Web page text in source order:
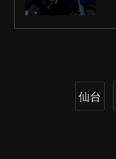
仙台